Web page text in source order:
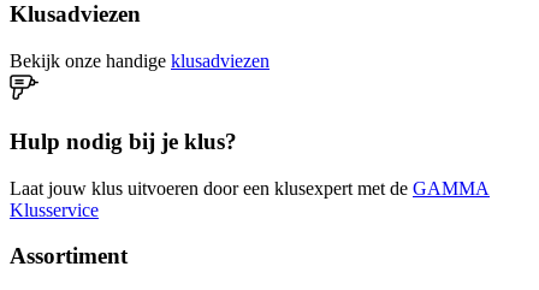
Klusadviezen
Bekijk onze handige klusadviezen
Hulp nodig bij je klus?
Laat jouw klus uitvoeren door een klusexpert met de GAMMA
Klusservice
Assortiment